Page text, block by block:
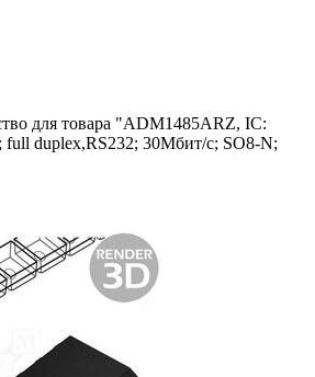
для товара "ADM1485ARZ, IC:
full duplex,RS232; 30Мбит/с; SO8-N;